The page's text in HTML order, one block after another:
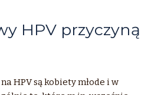
HPV przyczyną
HPV są kobiety młode i w